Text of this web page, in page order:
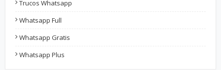
Trucos Whatsapp
Whatsapp Full
Whatsapp Gratis
Whatsapp Plus